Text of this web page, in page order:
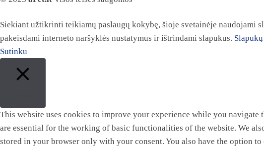
Siekiant užtikrinti teikiamų paslaugų kokybę, šioje svetainėje naudojami
pakeisdami interneto naršyklės nustatymus ir ištrindami slapukus.
Sutinku
This website uses cookies to improve your experience while you navigate
are essential for the working of basic functionalities of the website. We
stored in your browser only with your consent. You also have the option